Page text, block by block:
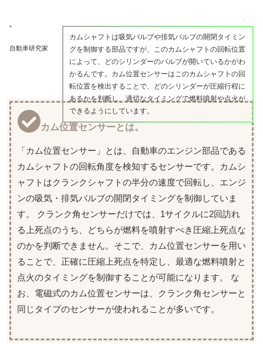
自動車研究家
カムシャフトは吸気バルブや排気バルブの開閉タイミン
グを制御する部品ですが、このカムシャフトの回転位置
によって、どのシリンダーのバルブが開いているかがわ
かるんです。カム位置センサーはこのカムシャフトの回
転位置を検出することで、どのシリンダーが圧縮行程に
あるかを判断し、適切なタイミングで燃料噴射や点火が
できるようにしています。
カム位置センサーとは。
「カム位置センサー」とは、自動車のエンジン部品である
カムシャフトの回転角度を検知するセンサーです。カムシ
ャフトはクランクシャフトの半分の速度で回転し、エンジ
ンの吸気・排気バルブの開閉タイミングを制御していま
す。 クランク角センサーだけでは、1サイクルに2回訪れ
る上死点のうち、どちらが燃料を噴射すべき圧縮上死点な
のかを判断できません。そこで、カム位置センサーを用い
ることで、正確に圧縮上死点を特定し、最適な燃料噴射と
点火のタイミングを制御することが可能になります。 な
お、電磁式のカム位置センサーは、クランク角センサーと
同じタイプのセンサーが使われることが多いです。